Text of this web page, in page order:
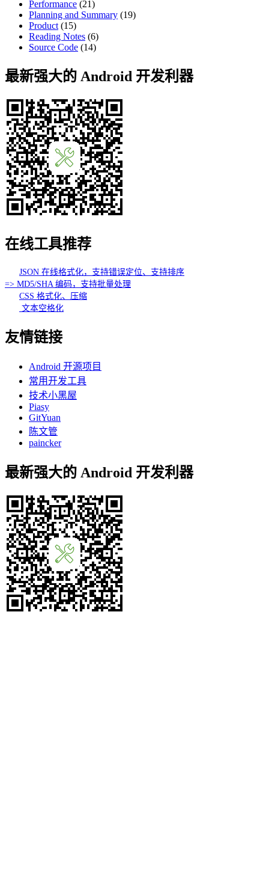
Performance (21)
Planning and Summary (19)
Product (15)
Reading Notes (6)
Source Code (14)
最新强大的 Android 开发利器
在线工具推荐
JSON 在线格式化，支持错误定位、支持排序
=> MD5/SHA 编码，支持批量处理
CSS 格式化、压缩
文本空格化
友情链接
Android 开源项目
常用开发工具
技术小黑屋
Piasy
GitYuan
陈文管
paincker
最新强大的 Android 开发利器